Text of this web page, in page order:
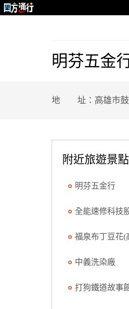
明芬五金
地 址：高雄市鼓
附近旅遊景點
明芬五金行
全能速修科技
福泉布丁豆花(
中義洗染廠
打狗鐵道故事